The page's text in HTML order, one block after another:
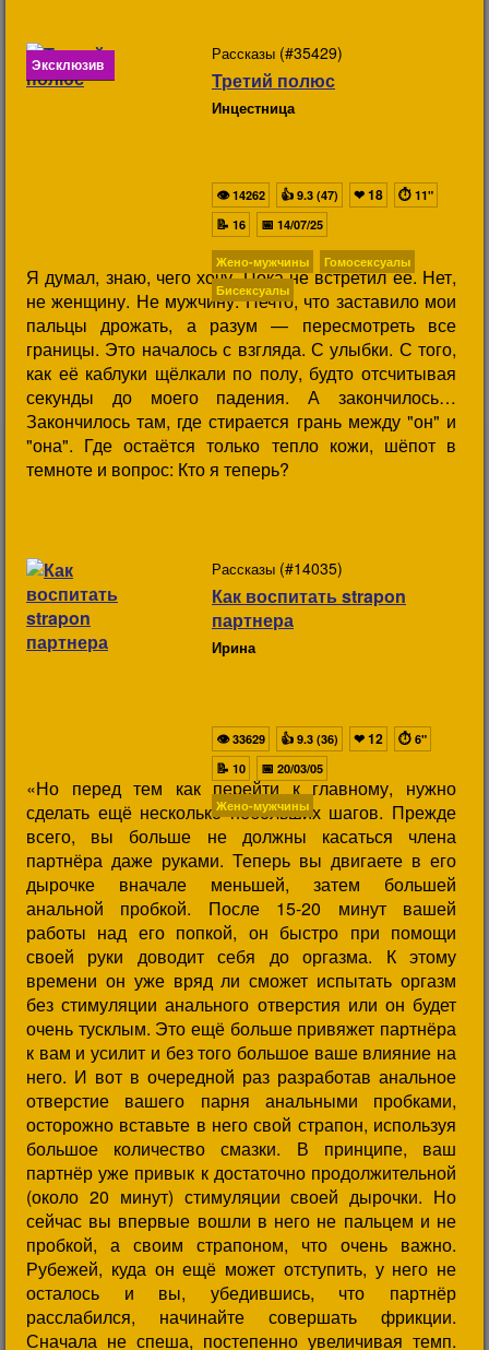
Эксклюзив
Рассказы (#35429)
Третий полюс
Инцестница
Я думал, знаю, чего хочу. Пока не встретил её. Нет,
не женщину. Не мужчину. Нечто, что заставило мои
пальцы дрожать, а разум — пересмотреть все
границы. Это началось с взгляда. С улыбки. С того,
как её каблуки щёлкали по полу, будто отсчитывая
секунды до моего падения. А закончилось…
Закончилось там, где стирается грань между "он" и
"она". Где остаётся только тепло кожи, шёпот в
темноте и вопрос: Кто я теперь?
👁14262 👍 9.3 (47) ❤18 ⏱ 11"
📝 16 📅 14/07/25
Жено-мужчины
Гомосексуалы
Бисексуалы
Рассказы (#14035)
Как воспитать strapon
партнера
Ирина
«Но перед тем как перейти к главному, нужно
сделать ещё несколько небольших шагов. Прежде
всего, вы больше не должны касаться члена
партнёра даже руками. Теперь вы двигаете в его
дырочке вначале меньшей, затем большей
анальной пробкой. После 15-20 минут вашей
работы над его попкой, он быстро при помощи
своей руки доводит себя до оргазма. К этому
времени он уже вряд ли сможет испытать оргазм
без стимуляции анального отверстия или он будет
очень тусклым. Это ещё больше привяжет партнёра
к вам и усилит и без того большое ваше влияние на
него. И вот в очередной раз разработав анальное
отверстие вашего парня анальными пробками,
осторожно вставьте в него свой страпон, используя
большое количество смазки. В принципе, ваш
партнёр уже привык к достаточно продолжительной
(около 20 минут) стимуляции своей дырочки. Но
сейчас вы впервые вошли в него не пальцем и не
пробкой, а своим страпоном, что очень важно.
Рубежей, куда он ещё может отступить, у него не
осталось и вы, убедившись, что партнёр
расслабился, начинайте совершать фрикции.
Сначала не спеша, постепенно увеличивая темп.
👁33629 👍 9.3 (36) ❤12 ⏱ 6"
📝 10 📅 20/03/05
Жено-мужчины